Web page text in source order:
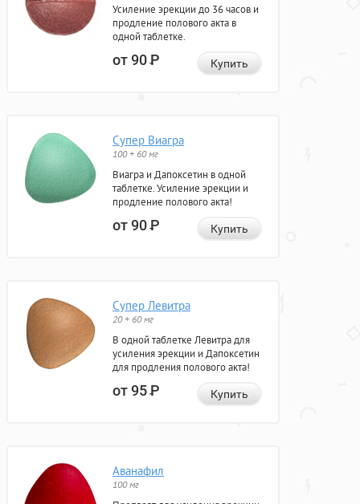
Усиление эрекции до 36 часов и
продление полового акта в
одной таблетке.
от 90Р Купить
Супер Виагра
100 + 60 мг
Виагра и Дапоксетин в одной
таблетке. Усиление эрекции и
продление полового акта!
от 90Р Купить
Супер Левитра
20 + 60 мг
В одной таблетке Левитра для
усиления эрекции и Дапоксетин
для продления полового акта!
от 95Р Купить
Аванафил
100 мг